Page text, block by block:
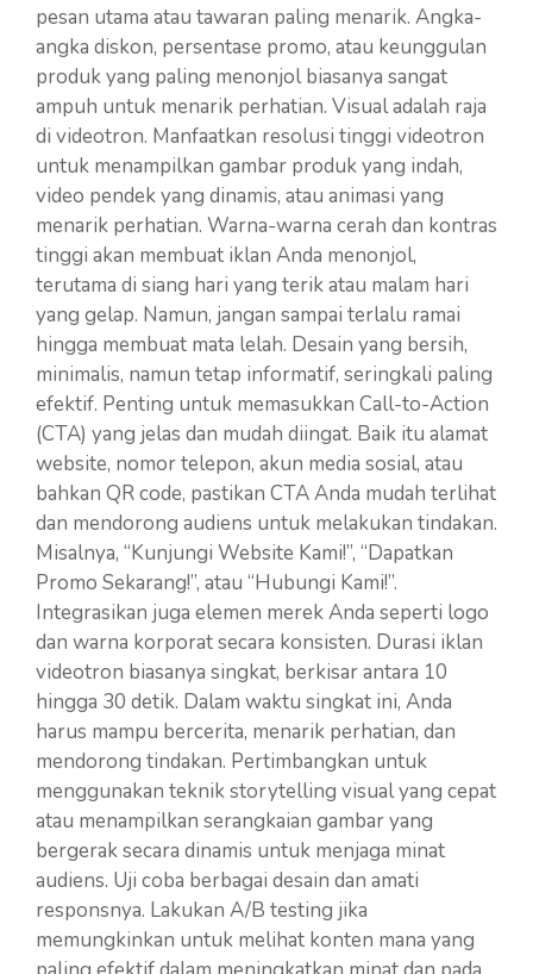
pesan utama atau tawaran paling menarik. Angka-
angka diskon, persentase promo, atau keunggulan
produk yang paling menonjol biasanya sangat
ampuh untuk menarik perhatian. Visual adalah raja
di videotron. Manfaatkan resolusi tinggi videotron
untuk menampilkan gambar produk yang indah,
video pendek yang dinamis, atau animasi yang
menarik perhatian. Warna-warna cerah dan kontras
tinggi akan membuat iklan Anda menonjol,
terutama di siang hari yang terik atau malam hari
yang gelap. Namun, jangan sampai terlalu ramai
hingga membuat mata lelah. Desain yang bersih,
minimalis, namun tetap informatif, seringkali paling
efektif. Penting untuk memasukkan Call-to-Action
(CTA) yang jelas dan mudah diingat. Baik itu alamat
website, nomor telepon, akun media sosial, atau
bahkan QR code, pastikan CTA Anda mudah terlihat
dan mendorong audiens untuk melakukan tindakan.
Misalnya, “Kunjungi Website Kami!”, “Dapatkan
Promo Sekarang!”, atau “Hubungi Kami!”.
Integrasikan juga elemen merek Anda seperti logo
dan warna korporat secara konsisten. Durasi iklan
videotron biasanya singkat, berkisar antara 10
hingga 30 detik. Dalam waktu singkat ini, Anda
harus mampu bercerita, menarik perhatian, dan
mendorong tindakan. Pertimbangkan untuk
menggunakan teknik storytelling visual yang cepat
atau menampilkan serangkaian gambar yang
bergerak secara dinamis untuk menjaga minat
audiens. Uji coba berbagai desain dan amati
responsnya. Lakukan A/B testing jika
memungkinkan untuk melihat konten mana yang